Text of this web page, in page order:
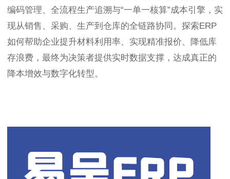
编码管理、全流程生产追溯与“一单一核算”成本引擎，实
现从销售、采购、生产到仓库的全链路协同。探索ERP
如何帮助企业提升材料利用率、实现精准报价、降低库
存浪费，最终为决策者提供实时数据支撑，达成真正的
降本增效与数字化转型。